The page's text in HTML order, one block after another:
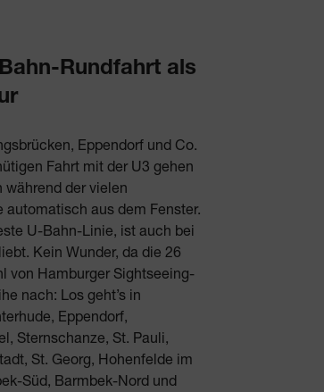
Rundfahrt als
Eppendorf und Co.
Fahrt mit der U3 gehen
der vielen
aus dem Fenster.
U-Bahn-Linie, ist auch bei
Kein Wunder, da die 26
von Hamburger Sightseeing-
nach: Los geht’s in
Eppendorf,
Sternschanze, St. Pauli,
St. Georg, Hohenfelde im
Süd, Barmbek-Nord und